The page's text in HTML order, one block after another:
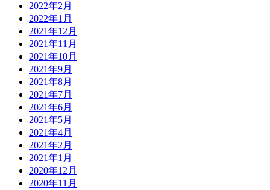
2022年2月
2022年1月
2021年12月
2021年11月
2021年10月
2021年9月
2021年8月
2021年7月
2021年6月
2021年5月
2021年4月
2021年2月
2021年1月
2020年12月
2020年11月